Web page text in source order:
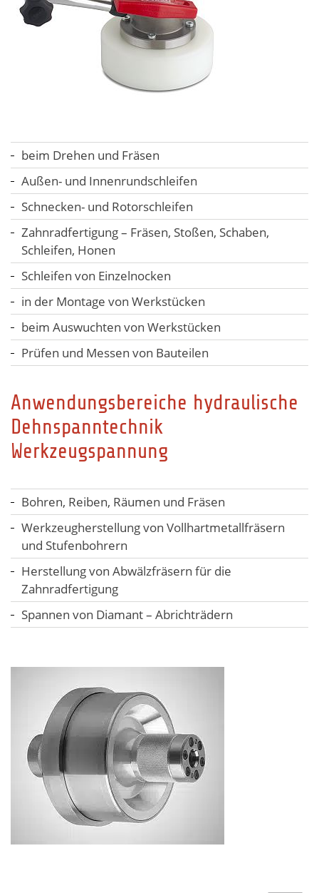
beim Drehen und Fräsen
Außen- und Innenrundschleifen
Schnecken- und Rotorschleifen
Zahnradfertigung – Fräsen, Stoßen, Schaben,
Schleifen, Honen
Schleifen von Einzelnocken
in der Montage von Werkstücken
beim Auswuchten von Werkstücken
Prüfen und Messen von Bauteilen
Anwendungsbereiche hydraulische
Dehnspanntechnik
Werkzeugspannung
Bohren, Reiben, Räumen und Fräsen
Werkzeugherstellung von Vollhartmetallfräsern
und Stufenbohrern
Herstellung von Abwälzfräsern für die
Zahnradfertigung
Spannen von Diamant – Abrichträdern